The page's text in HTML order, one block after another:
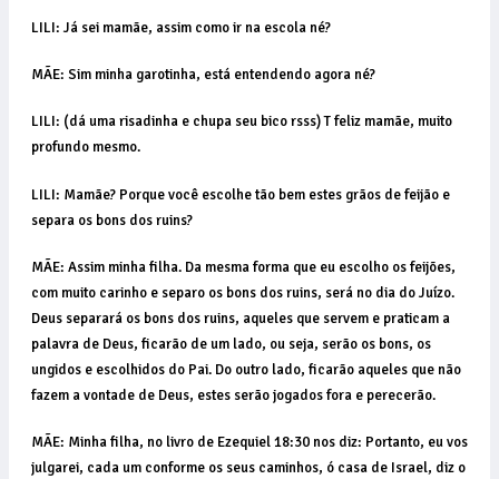
LILI: Já sei mamãe, assim como ir na escola né?
MÃE: Sim minha garotinha, está entendendo agora né?
LILI: (dá uma risadinha e chupa seu bico rsss) T feliz mamãe, muito
profundo mesmo.
LILI: Mamãe? Porque você escolhe tão bem estes grãos de feijão e
separa os bons dos ruins?
MÃE: Assim minha filha. Da mesma forma que eu escolho os feijões,
com muito carinho e separo os bons dos ruins, será no dia do Juízo.
Deus separará os bons dos ruins, aqueles que servem e praticam a
palavra de Deus, ficarão de um lado, ou seja, serão os bons, os
ungidos e escolhidos do Pai. Do outro lado, ficarão aqueles que não
fazem a vontade de Deus, estes serão jogados fora e perecerão.
MÃE: Minha filha, no livro de Ezequiel 18:30 nos diz: Portanto, eu vos
julgarei, cada um conforme os seus caminhos, ó casa de Israel, diz o